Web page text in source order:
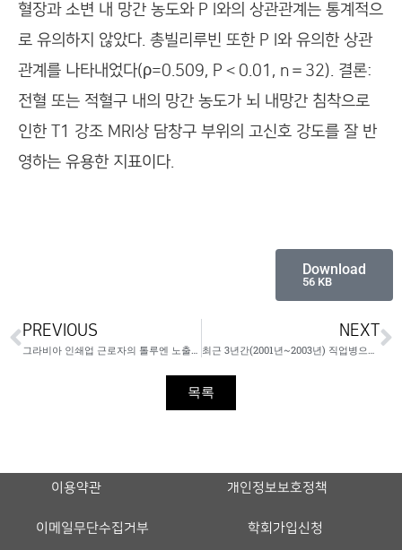
혈장과 소변 내 망간 농도와 P I와의 상관관계는 통계적으
로 유의하지 않았다. 총빌리루빈 또한 P I와 유의한 상관
관계를 나타내었다(ρ=0.509, P＜0.01, n＝32). 결론:
전혈 또는 적혈구 내의 망간 농도가 뇌 내망간 침착으로
인한 T1 강조 MRI상 담창구 부위의 고신호 강도를 잘 반
영하는 유용한 지표이다.
Download
56 KB
PREVIOUS
그라비아 인쇄업 근로자의 톨루엔 노출수준과 신경행동기능 평가
NEXT
최근 3년간(2001년~2003년) 직업병으로 요양승인된 질병의 특성
목록
이용약관 개인정보보호정책
이메일무단수집거부 학회가입신청